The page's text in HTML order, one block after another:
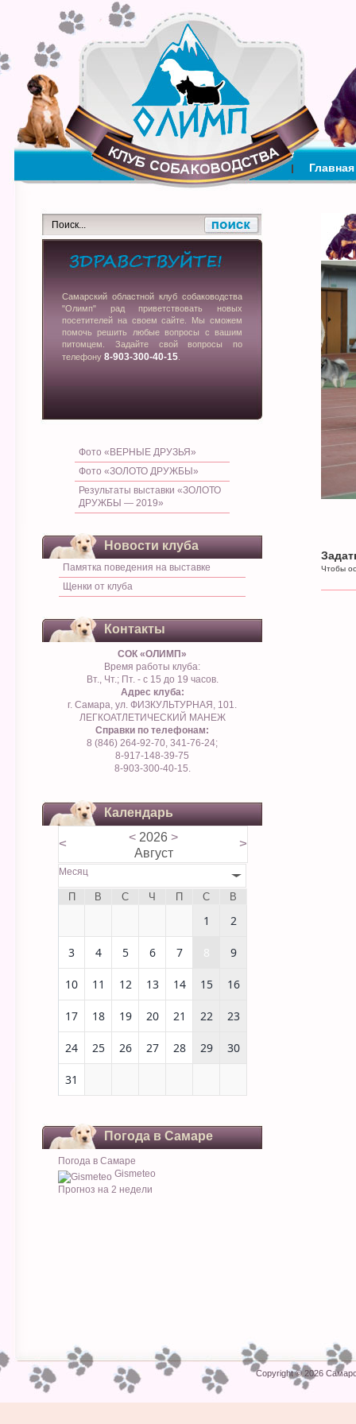
Главная
Самарский областной клуб собаководства
"Олимп" рад приветствовать новых
посетителей на своем сайте. Мы сможем
помочь решить любые вопросы с вашим
питомцем. Задайте свой вопросы по
телефону 8-903-300-40-15
Фото «ВЕРНЫЕ ДРУЗЬЯ»
Фото «ЗОЛОТО ДРУЖБЫ»
Результаты выставки «ЗОЛОТО
ДРУЖБЫ — 2019»
Новости клуба
Памятка поведения на выставке
Щенки от клуба
Контакты
СОК «ОЛИМП»
Время работы клуба:
Вт., Чт.; Пт. - с 15 до 19 часов.
Адрес клуба:
г. Самара, ул. ФИЗКУЛЬТУРНАЯ, 101.
ЛЕГКОАТЛЕТИЧЕСКИЙ МАНЕЖ
Справки по телефонам:
8 (846) 264-92-70, 341-76-24;
8-917-148-39-75
8-903-300-40-15.
Календарь
< < 2026 >
Август
>
Месяц
П В С Ч П С В
1 2
3 4 5 6 7 8 9
10 11 12 13 14 15 16
17 18 19 20 21 22 23
24 25 26 27 28 29 30
31
Погода в Самаре
Погода в Самаре
Gismeteo
Прогноз на 2 недели
Чтобы
Copyright © 2026